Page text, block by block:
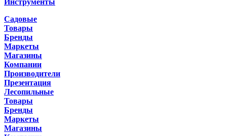
Инструменты
Садовые
Товары
Бренды
Маркеты
Магазины
Компании
Производители
Презентация
Лесопильные
Товары
Бренды
Маркеты
Магазины